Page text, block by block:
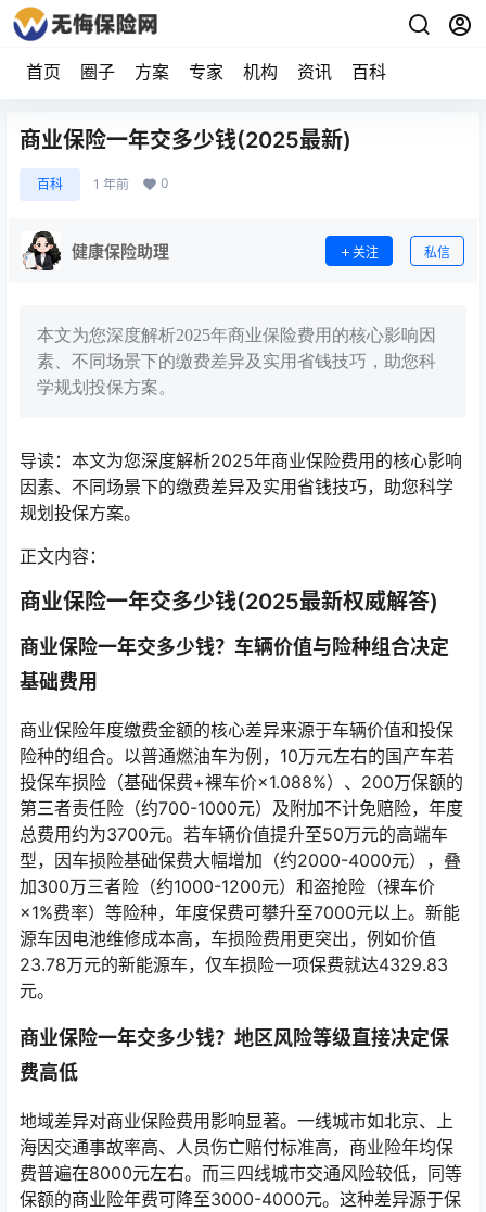
首页 圈子 方案 专家 机构 资讯 百科
商业保险一年交多少钱(2025最新)
百科 1 年前 0
健康保险助理 关注 私信
本文为您深度解析2025年商业保险费用的核心影响因
素、不同场景下的缴费差异及实用省钱技巧，助您科
学规划投保方案。
导读：本文为您深度解析2025年商业保险费用的核心影响
因素、不同场景下的缴费差异及实用省钱技巧，助您科学
规划投保方案。
正文内容：
商业保险一年交多少钱(2025最新权威解答)
商业保险一年交多少钱？车辆价值与险种组合决定
基础费用
商业保险年度缴费金额的核心差异来源于车辆价值和投保
险种的组合。以普通燃油车为例，10万元左右的国产车若
投保车损险（基础保费+裸车价×1.088%）、200万保额的
第三者责任险（约700-1000元）及附加不计免赔险，年度
总费用约为3700元。若车辆价值提升至50万元的高端车
型，因车损险基础保费大幅增加（约2000-4000元），叠
加300万三者险（约1000-1200元）和盗抢险（裸车价
×1%费率）等险种，年度保费可攀升至7000元以上。新能
源车因电池维修成本高，车损险费用更突出，例如价值
23.78万元的新能源车，仅车损险一项保费就达4329.83
元。
商业保险一年交多少钱？地区风险等级直接决定保
费高低
地域差异对商业保险费用影响显著。一线城市如北京、上
海因交通事故率高、人员伤亡赔付标准高，商业险年均保
费普遍在8000元左右。而三四线城市交通风险较低，同等
保额的商业险年费可降至3000-4000元。这种差异源于保